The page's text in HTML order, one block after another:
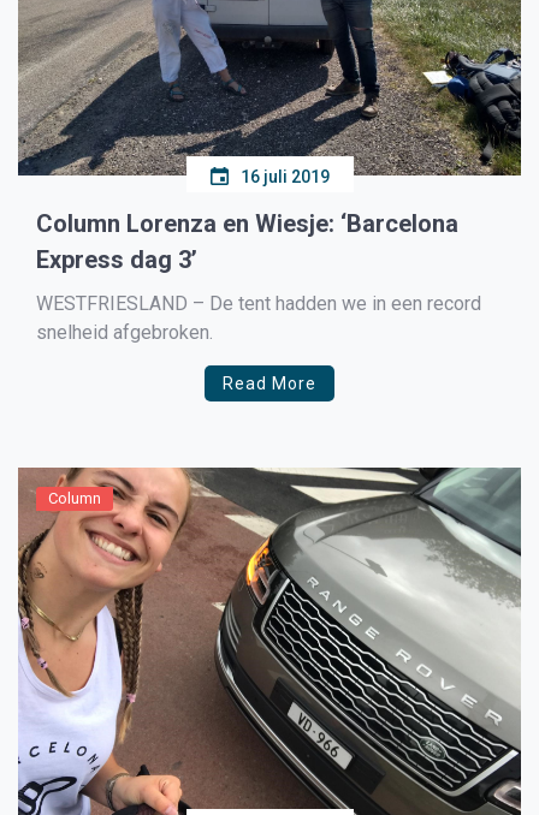
16 juli 2019
Column Lorenza en Wiesje: ‘Barcelona
Express dag 3’
WESTFRIESLAND – De tent hadden we in een record
snelheid afgebroken.
Read More
Column